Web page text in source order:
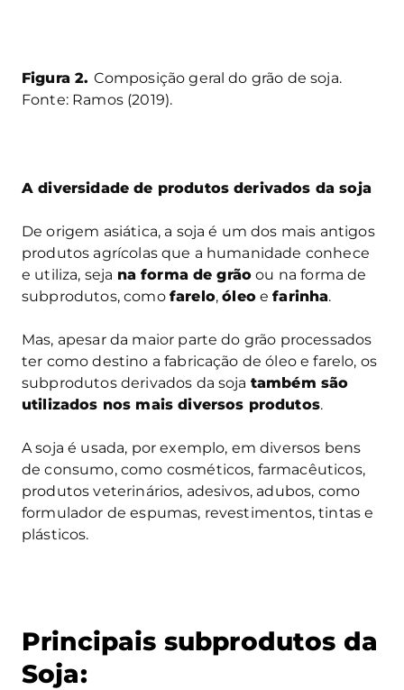
Figura 2. Composição geral do grão de soja.
Fonte: Ramos (2019).
A diversidade de produtos derivados da soja
De origem asiática, a soja é um dos mais antigos
produtos agrícolas que a humanidade conhece
e utiliza, seja na forma de grão ou na forma de
subprodutos, como farelo,óleoefarinha.
Mas, apesar da maior parte do grão processados
ter como destino a fabricação de óleo e farelo, os
subprodutos derivados da soja também são
utilizados nos mais diversos produtos.
A soja é usada, por exemplo, em diversos bens
de consumo, como cosméticos, farmacêuticos,
produtos veterinários, adesivos, adubos, como
formulador de espumas, revestimentos, tintas e
plásticos.
Principais subprodutos da
Soja: